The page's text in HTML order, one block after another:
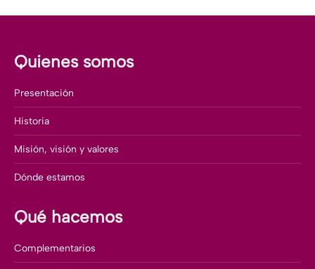
Quienes somos
Presentación
Historia
Misión, visión y valores
Dónde estamos
Qué hacemos
Complementarios